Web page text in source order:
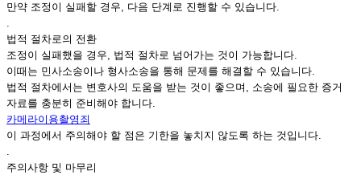
만약 조정이 실패할 경우, 다음 단계로 진행할 수 있습니다.
.
법적 절차로의 전환
조정이 실패했을 경우, 법적 절차로 넘어가는 것이 가능합니다.
이때는 민사소송이나 형사소송을 통해 문제를 해결할 수 있습니다.
법적 절차에서는 변호사의 도움을 받는 것이 좋으며, 소송에 필요한 증거
자료를 충분히 준비해야 합니다.
카메라이용촬영죄
이 과정에서 주의해야 할 점은 기한을 놓치지 않도록 하는 것입니다.
.
주의사항 및 마무리